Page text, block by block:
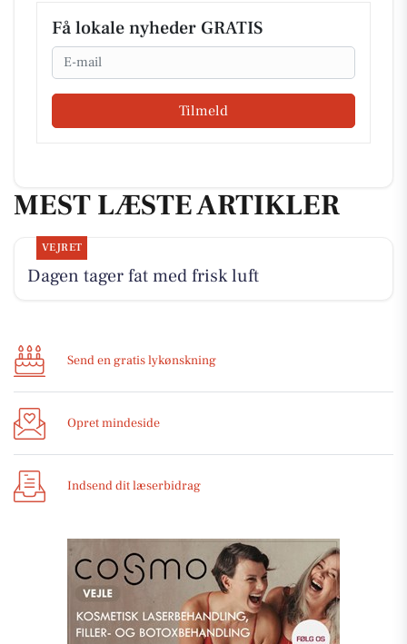
Få lokale nyheder GRATIS
Email
Tilmeld
MEST LÆSTE ARTIKLER
VEJRET
Dagen tager fat med frisk luft
Send en gratis lykønskning
Opret mindeside
Indsend dit læserbidrag